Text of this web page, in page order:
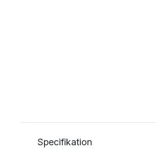
Specifikation